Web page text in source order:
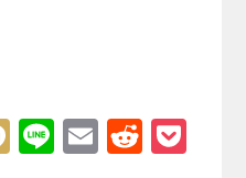
M Li
E
R